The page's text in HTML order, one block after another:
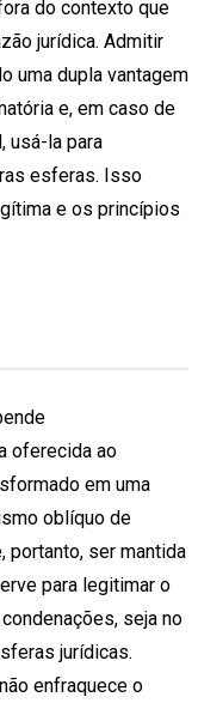
do contexto que
jurídica. Admitir
uma dupla vantagem
e, em caso de
usá-la para
esferas. Isso
e os princípios
oferecida ao
em uma
oblíquo de
portanto, ser mantida
para legitimar o
seja no
jurídicas.
enfraquece o